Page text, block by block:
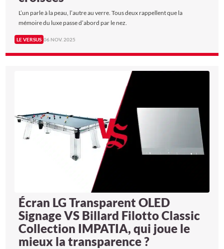
L’un parle à la peau, l’autre au verre. Tous deux rappellent que la
mémoire du luxe passe d’abord par le nez.
LE VERSUS 06 NOV. 2025
Écran LG Transparent OLED
Signage VS Billard Filotto Classic
Collection IMPATIA, qui joue le
mieux la transparence ?